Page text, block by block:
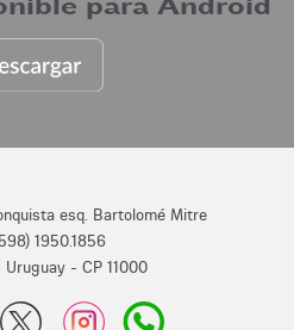
para Android
esq. Bartolomé Mitre
1950.1856
- CP 11000